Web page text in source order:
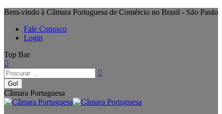
Bem-vindo à Câmara Portuguesa de Comércio no Brasil - São Paulo
Fale Conosco
Login
Top Bar
Câmara Portuguesa